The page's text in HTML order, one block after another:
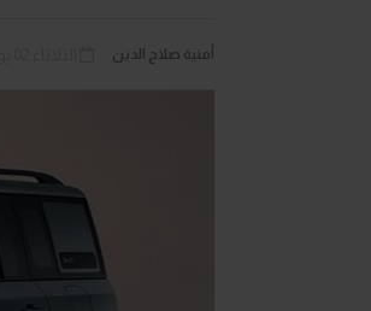
أمنية صلاح الدين